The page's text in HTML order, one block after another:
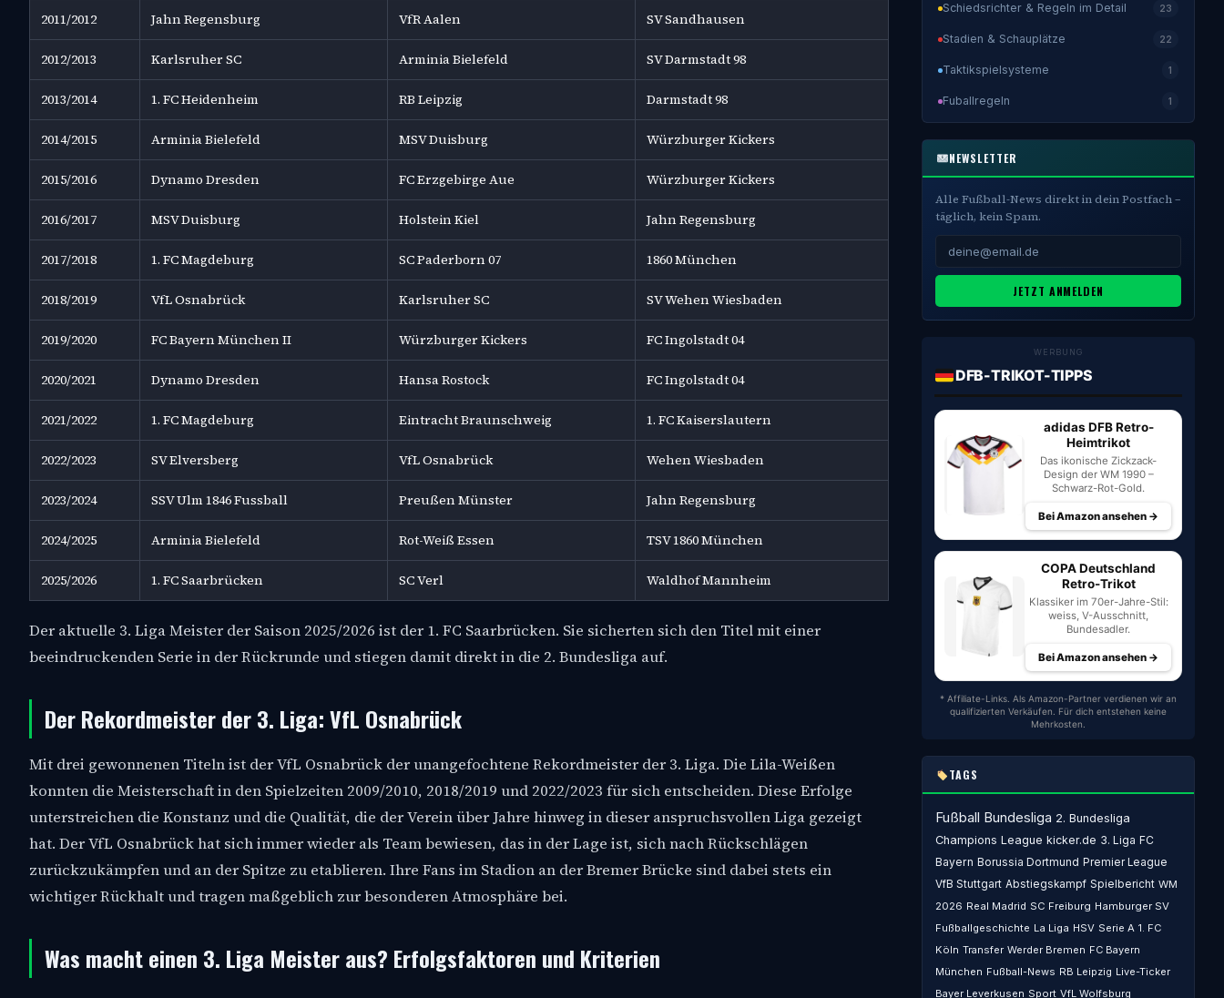
2011/2012 Jahn Regensburg VfR Aalen SV Sandhausen
2012/2013 Karlsruher SC Arminia Bielefeld SV Darmstadt 98
2013/2014 1. FC Heidenheim RB Leipzig Darmstadt 98
2014/2015 Arminia Bielefeld MSV Duisburg Würzburger Kickers
2015/2016 Dynamo Dresden FC Erzgebirge Aue Würzburger Kickers
2016/2017 MSV Duisburg Holstein Kiel Jahn Regensburg
2017/2018 1. FC Magdeburg SC Paderborn 07 1860 München
2018/2019 VfL Osnabrück Karlsruher SC SV Wehen Wiesbaden
2019/2020 FC Bayern München II Würzburger Kickers FC Ingolstadt 04
2020/2021 Dynamo Dresden Hansa Rostock FC Ingolstadt 04
2021/2022 1. FC Magdeburg Eintracht Braunschweig 1. FC Kaiserslautern
2022/2023 SV Elversberg VfL Osnabrück Wehen Wiesbaden
2023/2024 SSV Ulm 1846 Fussball Preußen Münster Jahn Regensburg
2024/2025 Arminia Bielefeld Rot-Weiß Essen TSV 1860 München
2025/2026 1. FC Saarbrücken SC Verl Waldhof Mannheim
Der aktuelle 3. Liga Meister der Saison 2025/2026 ist der 1. FC Saarbrücken. Sie sicherten sich den Titel mit einer
beeindruckenden Serie in der Rückrunde und stiegen damit direkt in die 2. Bundesliga auf.
Der Rekordmeister der 3. Liga: VfL Osnabrück
Mit drei gewonnenen Titeln ist der VfL Osnabrück der unangefochtene Rekordmeister der 3. Liga. Die Lila-Weißen
konnten die Meisterschaft in den Spielzeiten 2009/2010, 2018/2019 und 2022/2023 für sich entscheiden. Diese Erfolge
unterstreichen die Konstanz und die Qualität, die der Verein über Jahre hinweg in dieser anspruchsvollen Liga gezeigt
hat. Der VfL Osnabrück hat sich immer wieder als Team bewiesen, das in der Lage ist, sich nach Rückschlägen
zurückzukämpfen und an der Spitze zu etablieren. Ihre Fans im Stadion an der Bremer Brücke sind dabei stets ein
wichtiger Rückhalt und tragen maßgeblich zur besonderen Atmosphäre bei.
Was macht einen 3. Liga Meister aus? Erfolgsfaktoren und Kriterien
Schiedsrichter & Regeln im Detail 23
Stadien & Schauplätze 22
Taktikspielsysteme 1
Fuballregeln 1
NEWSLETTER
Alle Fußball-News direkt in dein Postfach –
täglich, kein Spam.
JETZT ANMELDEN
WERBUNG
DFB-TRIKOT-TIPPS
adidas DFB Retro-
Heimtrikot
Das ikonische Zickzack-
Design der WM 1990 –
Schwarz-Rot-Gold.
Bei Amazon ansehen →
COPA Deutschland
Retro-Trikot
Klassiker im 70er-Jahre-Stil:
weiss, V-Ausschnitt,
Bundesadler.
Bei Amazon ansehen →
* Affiliate-Links. Als Amazon-Partner verdienen wir an
qualifizierten Verkäufen. Für dich entstehen keine
Mehrkosten.
TAGS
Fußball Bundesliga 2. Bundesliga
Champions League kicker.de 3. Liga FC
Bayern Borussia Dortmund Premier League
VfB Stuttgart Abstiegskampf Spielbericht WM
2026 Real Madrid SC Freiburg Hamburger SV
Fußballgeschichte La Liga HSV Serie A 1. FC
Köln Transfer Werder Bremen FC Bayern
München Fußball-News RB Leipzig Live-Ticker
Bayer Leverkusen Sport VfL Wolfsburg